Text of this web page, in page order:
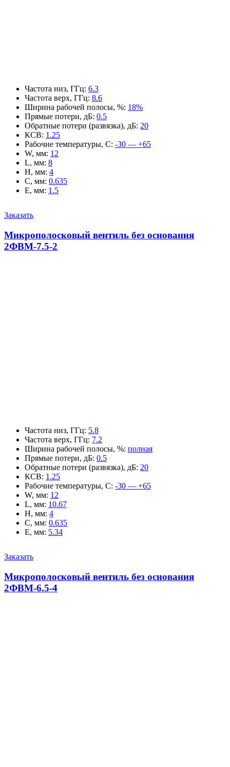
Частота низ, ГГц: 6.3
Частота верх, ГГц: 8.6
Ширина рабочей полосы, %: 18%
Прямые потери, дБ: 0.5
Обратные потери (развязка), дБ: 20
КСВ: 1.25
Рабочие температуры, С: -30 — +65
W, мм: 12
L, мм: 8
H, мм: 4
C, мм: 0.635
E, мм: 1.5
Заказать
Микрополосковый вентиль без основания
2ФВМ-7.5-2
Частота низ, ГГц: 5.8
Частота верх, ГГц: 7.2
Ширина рабочей полосы, %: полная
Прямые потери, дБ: 0.5
Обратные потери (развязка), дБ: 20
КСВ: 1.25
Рабочие температуры, С: -30 — +65
W, мм: 12
L, мм: 10.67
H, мм: 4
C, мм: 0.635
E, мм: 5.34
Заказать
Микрополосковый вентиль без основания
2ФВМ-6.5-4